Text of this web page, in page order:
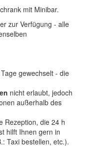
mit Minibar.
zur Verfügung - alle
gewechselt - die
nicht erlaubt, jedoch
außerhalb des
Rezeption, die 24 h
hilft Ihnen gern in
Taxi bestellen, etc.).